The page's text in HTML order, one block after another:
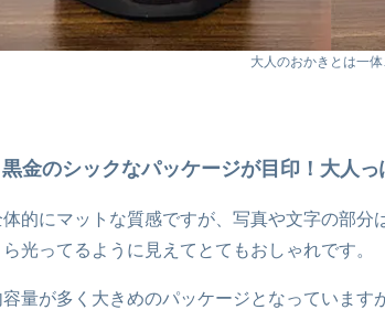
大人のおかきとは一
黒金のシックなパッケージが目印！大人
的にマットな質感ですが、写真や文字の部分
光ってるように見えてとてもおしゃれです。
量が多く大きめのパッケージとなっています